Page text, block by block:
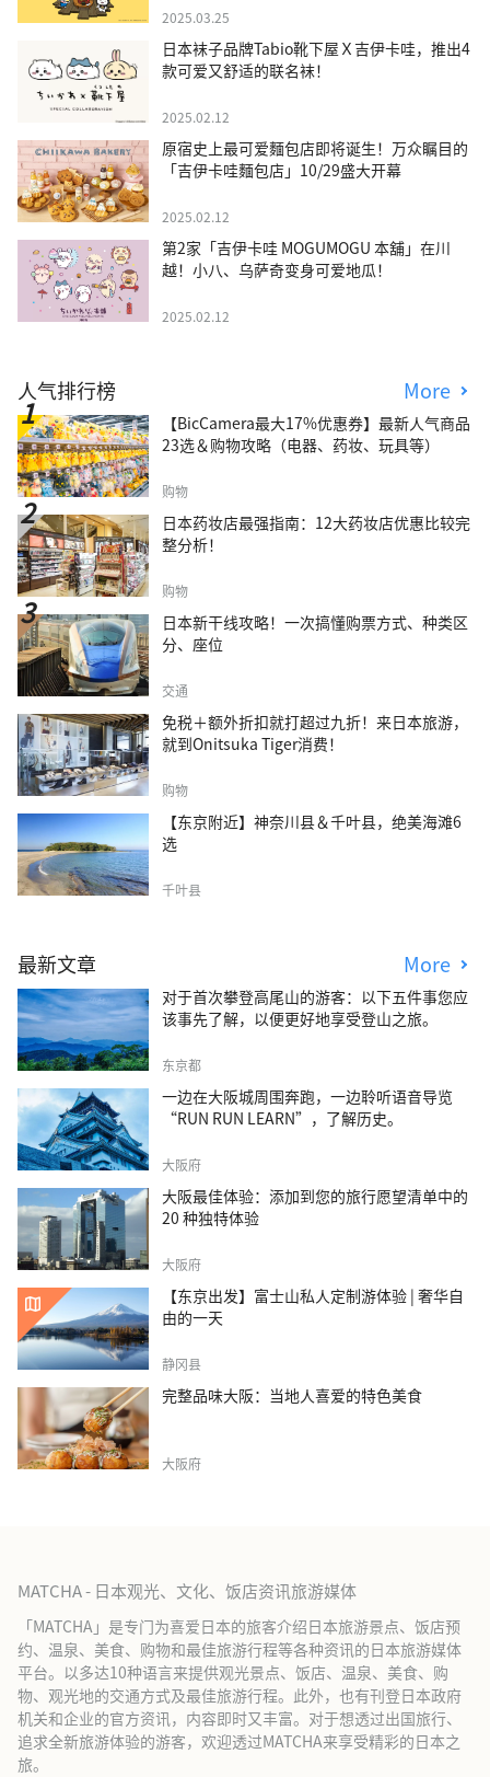
2025.03.25
日本袜子品牌Tabio靴下屋Ｘ吉伊卡哇，推出4
款可爱又舒适的联名袜！
2025.02.12
原宿史上最可爱麵包店即将诞生！万众瞩目的
「吉伊卡哇麵包店」10/29盛大开幕
2025.02.12
第2家「吉伊卡哇 MOGUMOGU 本舖」在川
越！小八、乌萨奇变身可爱地瓜！
2025.02.12
人气排行榜 More
【BicCamera最大17%优惠券】最新人气商品
23选＆购物攻略（电器、药妆、玩具等）
购物
日本药妆店最强指南：12大药妆店优惠比较完
整分析！
购物
日本新干线攻略！一次搞懂购票方式、种类区
分、座位
交通
免税＋额外折扣就打超过九折！来日本旅游，
就到Onitsuka Tiger消费！
购物
【东京附近】神奈川县＆千叶县，绝美海滩6
选
千叶县
最新文章 More
对于首次攀登高尾山的游客：以下五件事您应
该事先了解，以便更好地享受登山之旅。
东京都
一边在大阪城周围奔跑，一边聆听语音导览
“RUN RUN LEARN”，了解历史。
大阪府
大阪最佳体验：添加到您的旅行愿望清单中的
20 种独特体验
大阪府
【东京出发】富士山私人定制游体验 | 奢华自
由的一天
静冈县
完整品味大阪：当地人喜爱的特色美食
大阪府
MATCHA - 日本观光、文化、饭店资讯旅游媒体
「MATCHA」是专门为喜爱日本的旅客介绍日本旅游景点、饭店预
约、温泉、美食、购物和最佳旅游行程等各种资讯的日本旅游媒体
平台。以多达10种语言来提供观光景点、饭店、温泉、美食、购
物、观光地的交通方式及最佳旅游行程。此外，也有刊登日本政府
机关和企业的官方资讯，内容即时又丰富。对于想透过出国旅行、
追求全新旅游体验的游客，欢迎透过MATCHA来享受精彩的日本之
旅。